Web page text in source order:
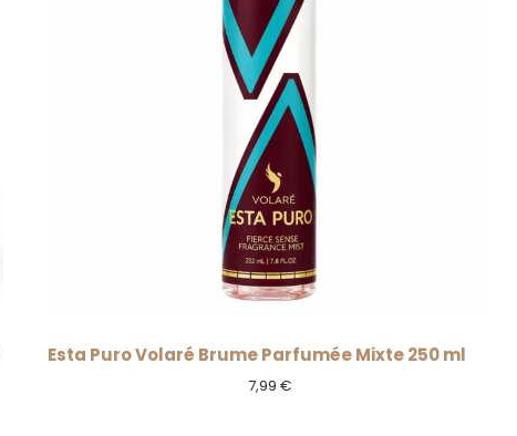
Esta Puro Volaré Brume Parfumée Mixte 250 ml
7,99 €